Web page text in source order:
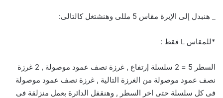
_ هنبدل إلى الإبرة مقاس 5 مللى وهنشتغل كالتالى:
*للمقاس L فقط :
السطر 5 = 2 سلسلة إرتفاع , غرزة نصف عمود موصولة , 2 غرزة
نصف عمود موصولة من الغرزة التالية , غرزة نصف عمود موصولة
فى كل سلسلة حتى اخر السطر , وهنقفل الدائرة بعمل منزلقة فى